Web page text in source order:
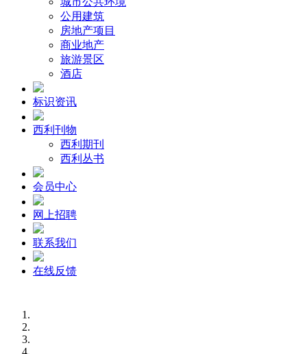
公用建筑
房地产项目
商业地产
旅游景区
酒店
标识资讯
西利刊物
西利期刊
西利丛书
会员中心
网上招聘
联系我们
在线反馈